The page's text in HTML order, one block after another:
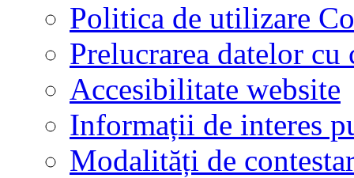
Politica de utilizare
Prelucrarea datelor cu
Accesibilitate website
Informații de interes
Modalități de